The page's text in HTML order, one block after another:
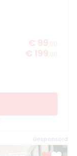
€ 99 ,00
€ 199 ,00
Gesponsord